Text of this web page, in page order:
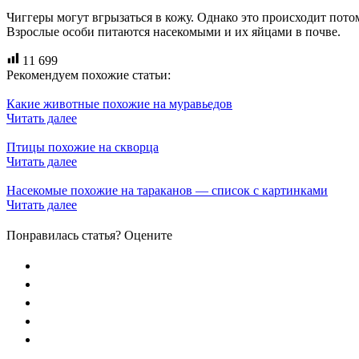
Чиггеры могут вгрызаться в кожу. Однако это происходит
Взрослые особи питаются насекомыми и их яйцами в почве.
11 699
Рекомендуем похожие статьи:
Какие животные похожие на муравьедов
Читать далее
Птицы похожие на скворца
Читать далее
Насекомые похожие на тараканов — список с картинками
Читать далее
Понравилась статья? Оцените